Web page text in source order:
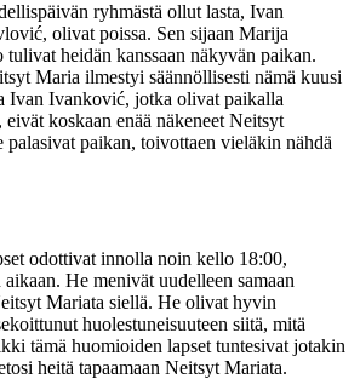
ryhmästä ollut lasta, Ivan
olivat poissa. Sen sijaan Marija
heidän kanssaan näkyvän paikan.
Maria ilmestyi säännöllisesti nämä kuusi
Ivan Ivanković, jotka olivat paikalla
koskaan enää näkeneet Neitsyt
palasivat paikan, toivottaen vieläkin nähdä
odottivat innolla noin kello 18:00,
He menivät uudelleen samaan
Mariata siellä. He olivat hyvin
huolestuneisuuteen siitä, mitä
tämä huomioiden lapset tuntesivat jotakin
heitä tapaamaan Neitsyt Mariata.